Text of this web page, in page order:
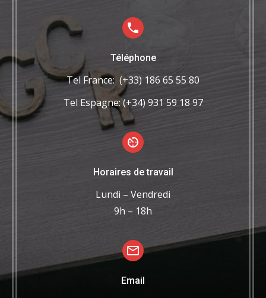
Téléphone
Tel France: (+33) 186 65 55 80
Tel Espagne: (+34) 931 59 18 97
Horaires de travail
Lundi – Vendredi
9h – 18h
Email